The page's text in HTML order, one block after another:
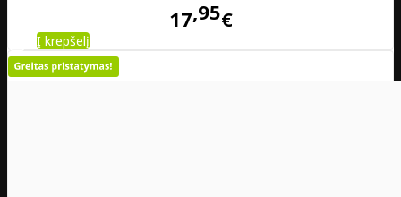
17 95€
Į krepšelį